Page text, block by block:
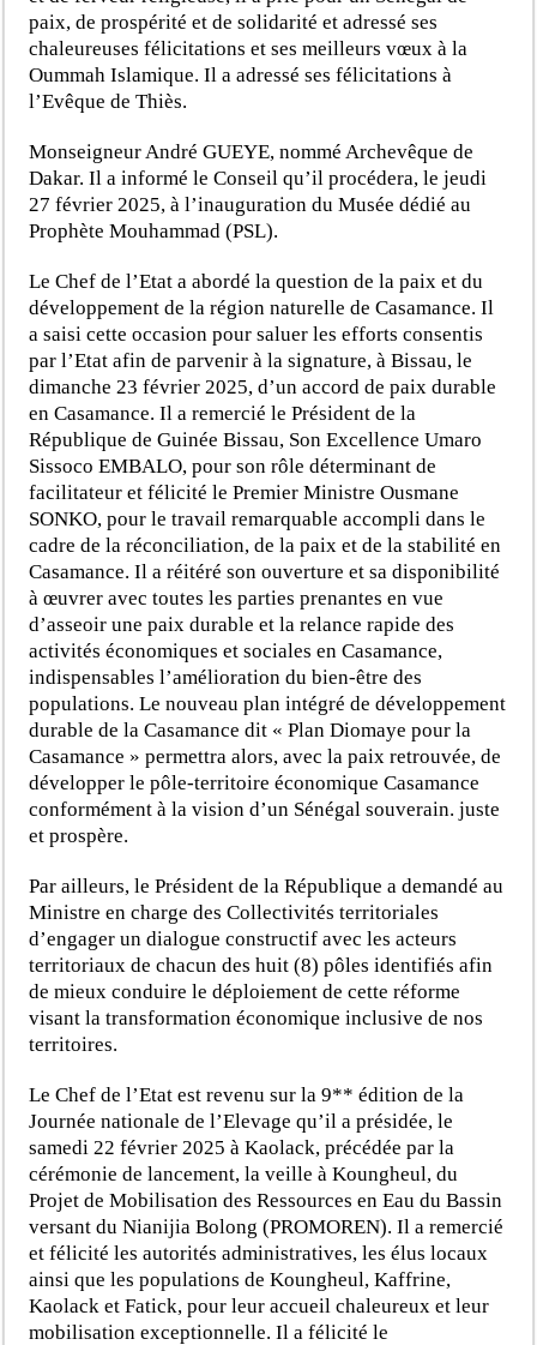
paix, de prospérité et de solidarité et adressé ses
chaleureuses félicitations et ses meilleurs vœux à la
Oummah Islamique. Il a adressé ses félicitations à
l’Evêque de Thiès.
Monseigneur André GUEYE, nommé Archevêque de
Dakar. Il a informé le Conseil qu’il procédera, le jeudi
27 février 2025, à l’inauguration du Musée dédié au
Prophète Mouhammad (PSL).
Le Chef de l’Etat a abordé la question de la paix et du
développement de la région naturelle de Casamance. Il
a saisi cette occasion pour saluer les efforts consentis
par l’Etat afin de parvenir à la signature, à Bissau, le
dimanche 23 février 2025, d’un accord de paix durable
en Casamance. Il a remercié le Président de la
République de Guinée Bissau, Son Excellence Umaro
Sissoco EMBALO, pour son rôle déterminant de
facilitateur et félicité le Premier Ministre Ousmane
SONKO, pour le travail remarquable accompli dans le
cadre de la réconciliation, de la paix et de la stabilité en
Casamance. Il a réitéré son ouverture et sa disponibilité
à œuvrer avec toutes les parties prenantes en vue
d’asseoir une paix durable et la relance rapide des
activités économiques et sociales en Casamance,
indispensables l’amélioration du bien-être des
populations. Le nouveau plan intégré de développement
durable de la Casamance dit « Plan Diomaye pour la
Casamance » permettra alors, avec la paix retrouvée, de
développer le pôle-territoire économique Casamance
conformément à la vision d’un Sénégal souverain. juste
et prospère.
Par ailleurs, le Président de la République a demandé au
Ministre en charge des Collectivités territoriales
d’engager un dialogue constructif avec les acteurs
territoriaux de chacun des huit (8) pôles identifiés afin
de mieux conduire le déploiement de cette réforme
visant la transformation économique inclusive de nos
territoires.
Le Chef de l’Etat est revenu sur la 9** édition de la
Journée nationale de l’Elevage qu’il a présidée, le
samedi 22 février 2025 à Kaolack, précédée par la
cérémonie de lancement, la veille à Koungheul, du
Projet de Mobilisation des Ressources en Eau du Bassin
versant du Nianijia Bolong (PROMOREN). Il a remercié
et félicité les autorités administratives, les élus locaux
ainsi que les populations de Koungheul, Kaffrine,
Kaolack et Fatick, pour leur accueil chaleureux et leur
mobilisation exceptionnelle. Il a félicité le